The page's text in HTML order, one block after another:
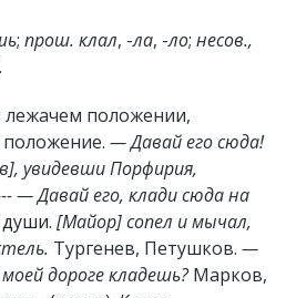
; прош. клал, -ла, -ло; несов.,
положении,
— Давай его сюда!
увидевши Порфирия,
— Давай его, клади сюда на
. [Майор] сопел и мычал,
Тургенев, Петушков. —
дороге кладешь?Марков,